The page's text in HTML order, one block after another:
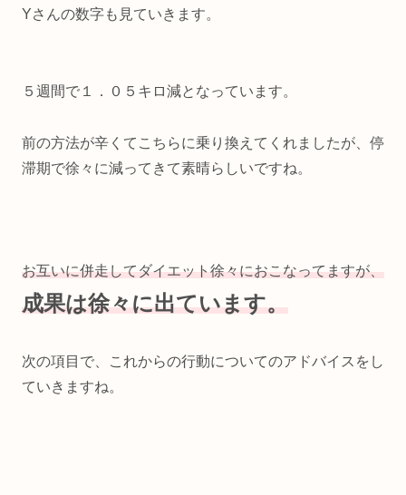
Yさんの数字も見ていきます。
５週間で１．０５キロ減となっています。
前の方法が辛くてこちらに乗り換えてくれましたが、停
滞期で徐々に減ってきて素晴らしいですね。
お互いに併走してダイエット徐々におこなってますが、
成果は徐々に出ています。
次の項目で、これからの行動についてのアドバイスをし
ていきますね。